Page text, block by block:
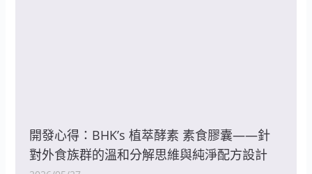
開發心得：BHK’s 植萃酵素 素食膠囊——針
對外食族群的溫和分解思維與純淨配方設計